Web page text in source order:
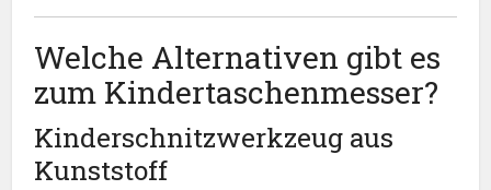
Welche Alternativen gibt es
zum Kindertaschenmesser?
Kinderschnitzwerkzeug aus
Kunststoff